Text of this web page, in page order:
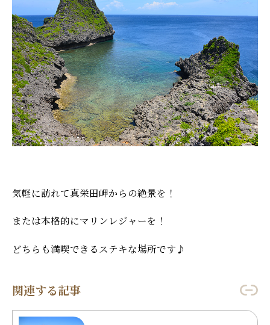
気軽に訪れて真栄田岬からの絶景を！
または本格的にマリンレジャーを！
どちらも満喫できるステキな場所です♪
関連する記事